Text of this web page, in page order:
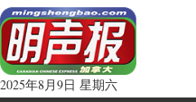
2025年8月9日 星期六